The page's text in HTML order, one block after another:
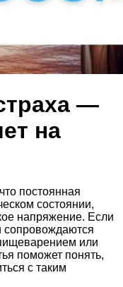
—
на
постоянная
состоянии,
напряжение. Если
сопровождаются
или
поможет понять,
с таким